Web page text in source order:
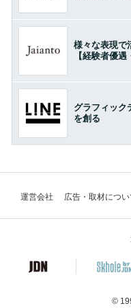
様々な表現で
【経験者優遇
グラフィック
を創る
運営会社 広告・取材につい
©